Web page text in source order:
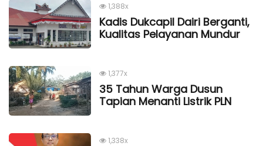
1,388x
Kadis Dukcapil Dairi Berganti,
Kualitas Pelayanan Mundur
1,377x
35 Tahun Warga Dusun
Tapian Menanti Listrik PLN
1,338x